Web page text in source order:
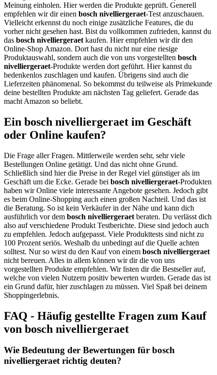
Meinung einholen. Hier werden die Produkte geprüft. Generell
empfehlen wir dir einen bosch nivelliergeraet-Test anzuschauen.
Vielleicht erkennst du noch einige zusätzliche Features, die du
vorher nicht gesehen hast. Bist du vollkommen zufrieden, kannst du
das bosch nivelliergeraet kaufen. Hier empfehlen wir dir den
Online-Shop Amazon. Dort hast du nicht nur eine riesige
Produktauswahl, sondern auch die von uns vorgestellten bosch
nivelliergeraet-Produkte werden dort geführt. Hier kannst du
bedenkenlos zuschlagen und kaufen. Übrigens sind auch die
Lieferzeiten phänomenal. So bekommst du teilweise als Primekunde
deine bestellten Produkte am nächsten Tag geliefert. Gerade das
macht Amazon so beliebt.
Ein bosch nivelliergeraet im Geschäft
oder Online kaufen?
Die Frage aller Fragen. Mittlerweile werden sehr, sehr viele
Bestellungen Online getätigt. Und das nicht ohne Grund.
Schließlich sind hier die Preise in der Regel viel günstiger als im
Geschäft um die Ecke. Gerade bei bosch nivelliergeraet-Produkten
haben wir Online viele interessante Angebote gesehen. Jedoch gibt
es beim Online-Shopping auch einen großen Nachteil. Und das ist
die Beratung. So ist kein Verkäufer in der Nähe und kann dich
ausführlich vor dem bosch nivelliergeraet beraten. Du verlässt dich
also auf verschiedene Produkt Testberichte. Diese sind jedoch auch
zu empfehlen. Jedoch aufgepasst. Viele Produkttests sind nicht zu
100 Prozent seriös. Weshalb du unbedingt auf die Quelle achten
solltest. Nur so wirst du den Kauf von einem bosch nivelliergeraet
nicht bereuen. Alles in allem können wir dir die von uns
vorgestellten Produkte empfehlen. Wir listen dir die Bestseller auf,
welche von vielen Nutzern positiv bewerten wurden. Gerade das ist
ein Grund dafür, hier zuschlagen zu müssen. Viel Spaß bei deinem
Shoppingerlebnis.
FAQ - Häufig gestellte Fragen zum Kauf
von bosch nivelliergeraet
Wie Bedeutung der Bewertungen für bosch
nivelliergeraet richtig deuten?